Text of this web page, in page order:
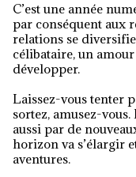
C’est une année numérologique propice aux contacts et
par conséquent aux
relations se
célibataire, un
développer.
Laissez-vous tenter
sortez, amusez-vous.
aussi par de
horizon va s’élargir
aventures.